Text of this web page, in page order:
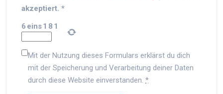
akzeptiert. *
6 eins1 8 1
Mit der Nutzung dieses Formulars erklärst du dich
mit der Speicherung und Verarbeitung deiner Daten
durch diese Website einverstanden. *